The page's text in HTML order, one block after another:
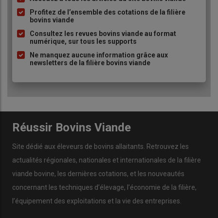
« Une éolienne de pompage peut s’installer sur tous les
éventuellement en faisant un essai avec la motopompe
du tracteur. Il est essentiel aussi que l’endroit soit bien
dégagé par rapport aux vents, pas trop vallonné, sans
grandes haies, notamment pour les débits journaliers en
Si ces conditions sont réunies, une éolienne peut pomper
plusieurs milliers de litres par jour, à 30 mètres de
à
puce
Profitez de l’ensemble des cotations de la filière
bovins viande
Consultez les revues bovins viande au format
numérique, sur tous les supports
Ne manquez aucune information grâce aux
newsletters de la filière bovins viande
Réussir Bovins Viande
Site dédié aux éleveurs de bovins allaitants. Retrouvez les
actualités régionales, nationales et internationales de la filière
viande bovine, les dernières cotations, et les nouveautés
concernant les techniques d’élevage, l’économie de la filière,
l’équipement des exploitations et la vie des entreprises.